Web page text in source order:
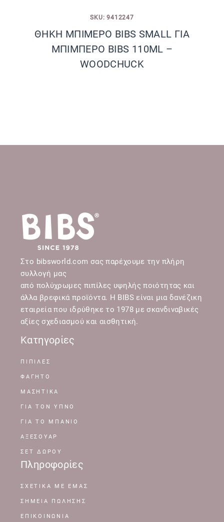
SKU: 9412247
ΘΗΚΗ ΜΠΙΜΕΡΟ BIBS SMALL ΓΙΑ
ΜΠΙΜΠΕΡΟ BIBS 110ML –
WOODCHUCK
Στο bibsworld.com σας παρέχουμε την πλήρη
συλλογή μας
από πολύχρωμες πιπίλες υψηλής ποιότητας και
άλλα βρεφικά προϊόντα. Η BIBS είναι μια δανέζικη
εταιρεία που ιδρύθηκε το 1978 με σκανδιναβικές
αξίες σχεδιασμού και αισθητική.
Κατηγορίες
ΠΙΠΙΛΕΣ
ΦΑΓΗΤΟ
ΜΑΣΗΤΙΚΑ
ΓΙΑ ΤΟΝ ΥΠΝΟ
ΓΙΑ ΤΟ ΜΠΑΝΙΟ
ΑΞΕΣΟΥΑΡ
ΣΕΤ ΔΩΡΟΥ
Πληροφορίες
ΣΧΕΤΙΚΆ ΜΕ ΕΜΆΣ
ΣΗΜΕΊΑ ΠΏΛΗΣΗΣ
ΕΠΙΚΟΙΝΩΝΊΑ